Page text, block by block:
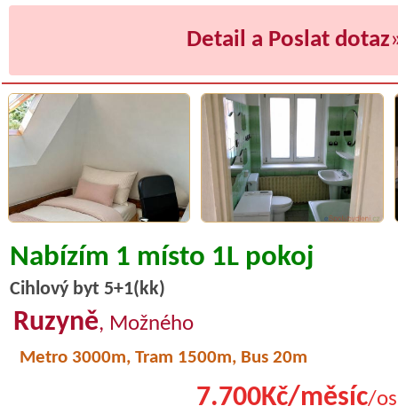
Detail a Poslat dotaz
Nabízím 1 místo 1L pokoj
Cihlový byt 5+1(kk)
Ruzyně, Možného
Metro 3000m, Tram 1500m, Bus 20m
7.700Kč/měsíc/